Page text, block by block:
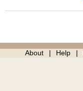
About Help